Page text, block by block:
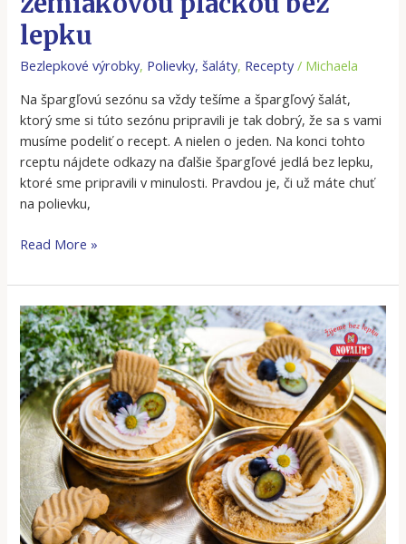
lepku
Bezlepkové výrobky, Polievky, šaláty, Recepty/ Michaela
Na špargľovú sezónu sa vždy tešíme a špargľový šalát,
ktorý sme si túto sezónu pripravili je tak dobrý, že sa s vami
musíme podeliť o recept. A nielen o jeden. Na konci tohto
rceptu nájdete odkazy na ďalšie špargľové jedlá bez lepku,
ktoré sme pripravili v minulosti. Pravdou je, či už máte chuť
na polievku,
zemiakovou
plackou
bez
lepku
Read More »
Šľahačkový
retro
dezert
bez
lepku
bez
pridaného
cukru